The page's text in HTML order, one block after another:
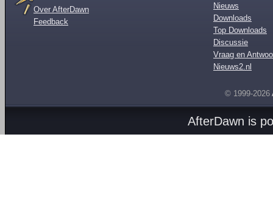
Over AfterDawn
Feedback
Nieuws
Downloads
Top Downloads
Discussie
Vraag en
Nieuws2.nl
© 1999-2026
AfterDawn is